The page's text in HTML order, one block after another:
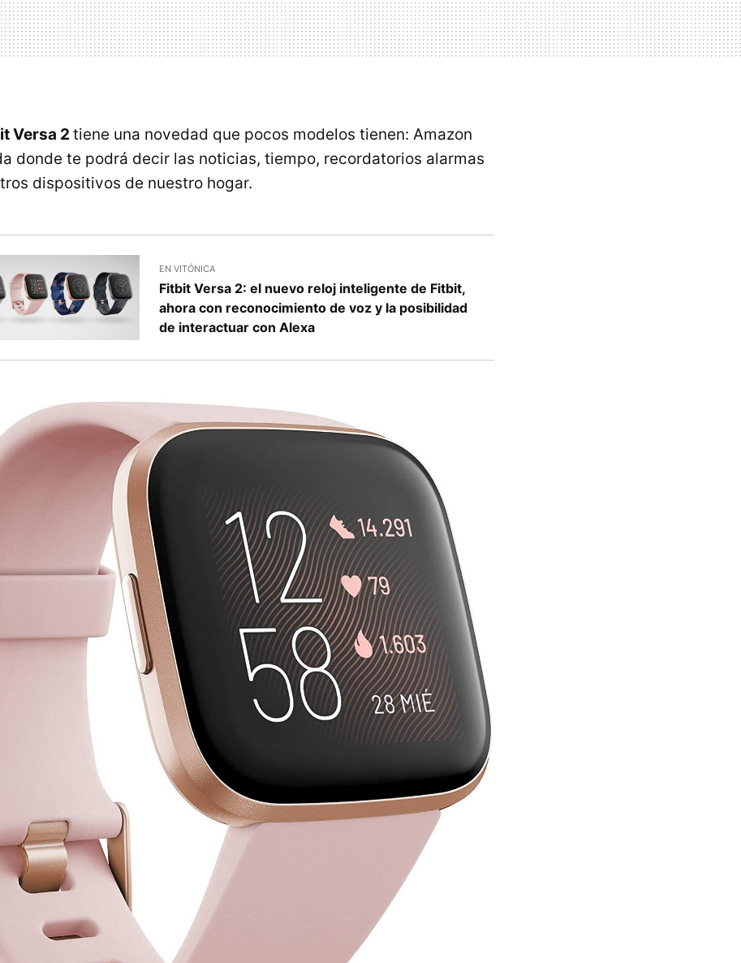
Versa 2 tiene una novedad que pocos modelos tienen: Amazon
donde te podrá decir las noticias, tiempo, recordatorios alarmas
dispositivos de nuestro hogar.
EN VITÓNICA
Fitbit Versa 2: el nuevo reloj inteligente de Fitbit,
ahora con reconocimiento de voz y la posibilidad
de interactuar con Alexa